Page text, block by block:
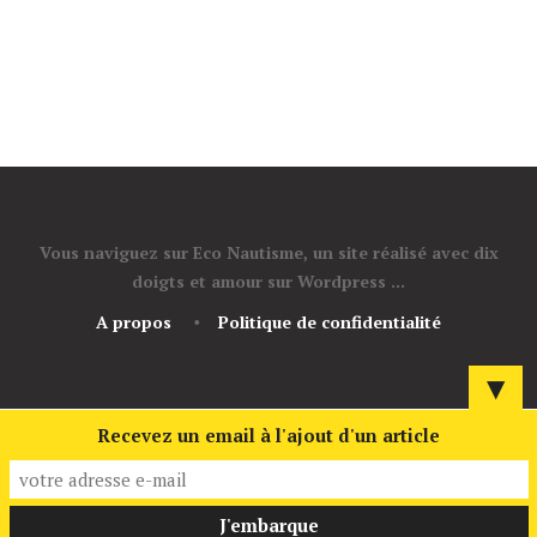
Vous naviguez sur Eco Nautisme, un site réalisé avec dix
doigts et amour sur Wordpress ...
A propos
Politique de confidentialité
▼
Recevez un email à l'ajout d'un article